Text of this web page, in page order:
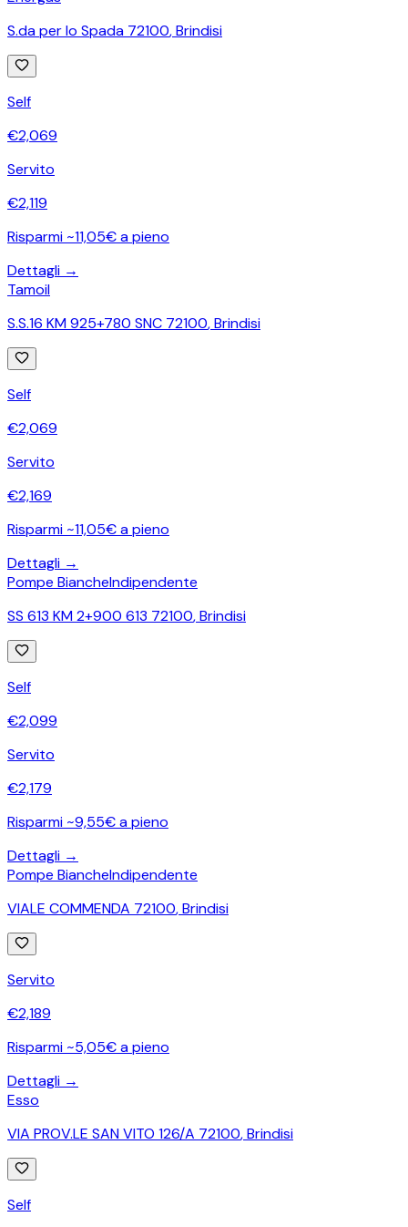
S.da per lo Spada 72100,Brindisi
Self
€2,069
Servito
€2,119
Risparmi ~11,05€ a pieno
Dettagli →
Tamoil
S.S.16 KM 925+780 SNC 72100,Brindisi
Self
€2,069
Servito
€2,169
Risparmi ~11,05€ a pieno
Dettagli →
Pompe BiancheIndipendente
SS 613 KM 2+900 613 72100,Brindisi
Self
€2,099
Servito
€2,179
Risparmi ~9,55€ a pieno
Dettagli →
Pompe BiancheIndipendente
VIALE COMMENDA 72100,Brindisi
Servito
€2,189
Risparmi ~5,05€ a pieno
Dettagli →
Esso
VIA PROV.LE SAN VITO 126/A 72100,Brindisi
Self